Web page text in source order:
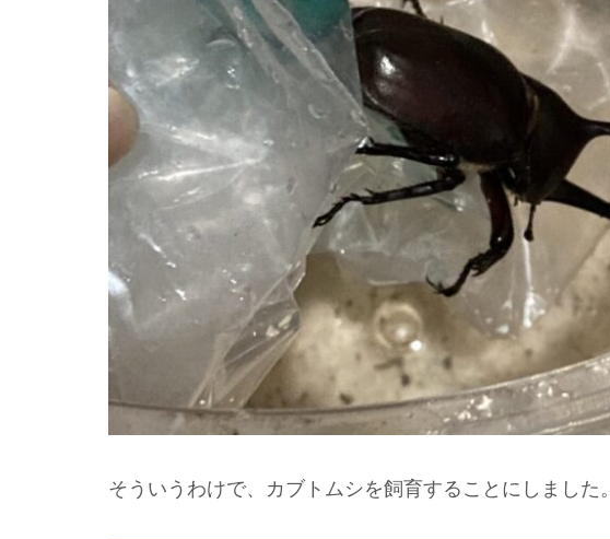
そういうわけで、カブトムシを飼育することにしました。